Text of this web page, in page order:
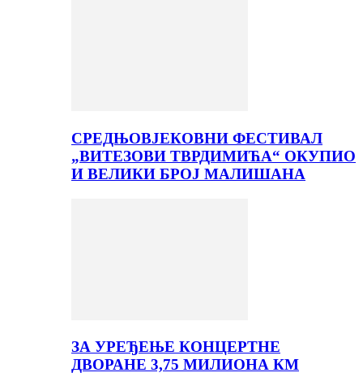
СРЕДЊОВЈЕКОВНИ ФЕСТИВАЛ
„ВИТЕЗОВИ ТВРДИМИЋА“ ОКУПИО
И ВЕЛИКИ БРОЈ МАЛИШАНА
ЗА УРЕЂЕЊЕ КОНЦЕРТНЕ
ДВОРАНЕ 3,75 МИЛИОНА КМ